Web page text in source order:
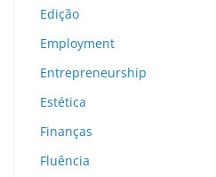
Edição
Employment
Entrepreneurship
Estética
Finanças
Fluência